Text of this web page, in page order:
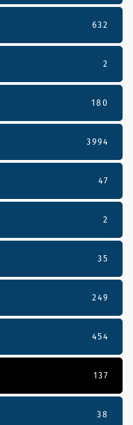
632
2
180
3994
47
2
35
249
454
137
38